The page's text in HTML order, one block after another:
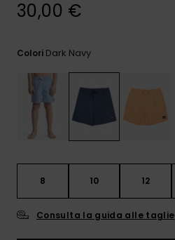
30,00 €
Colori Dark Navy
8 10 12
Consulta la guida alle taglie